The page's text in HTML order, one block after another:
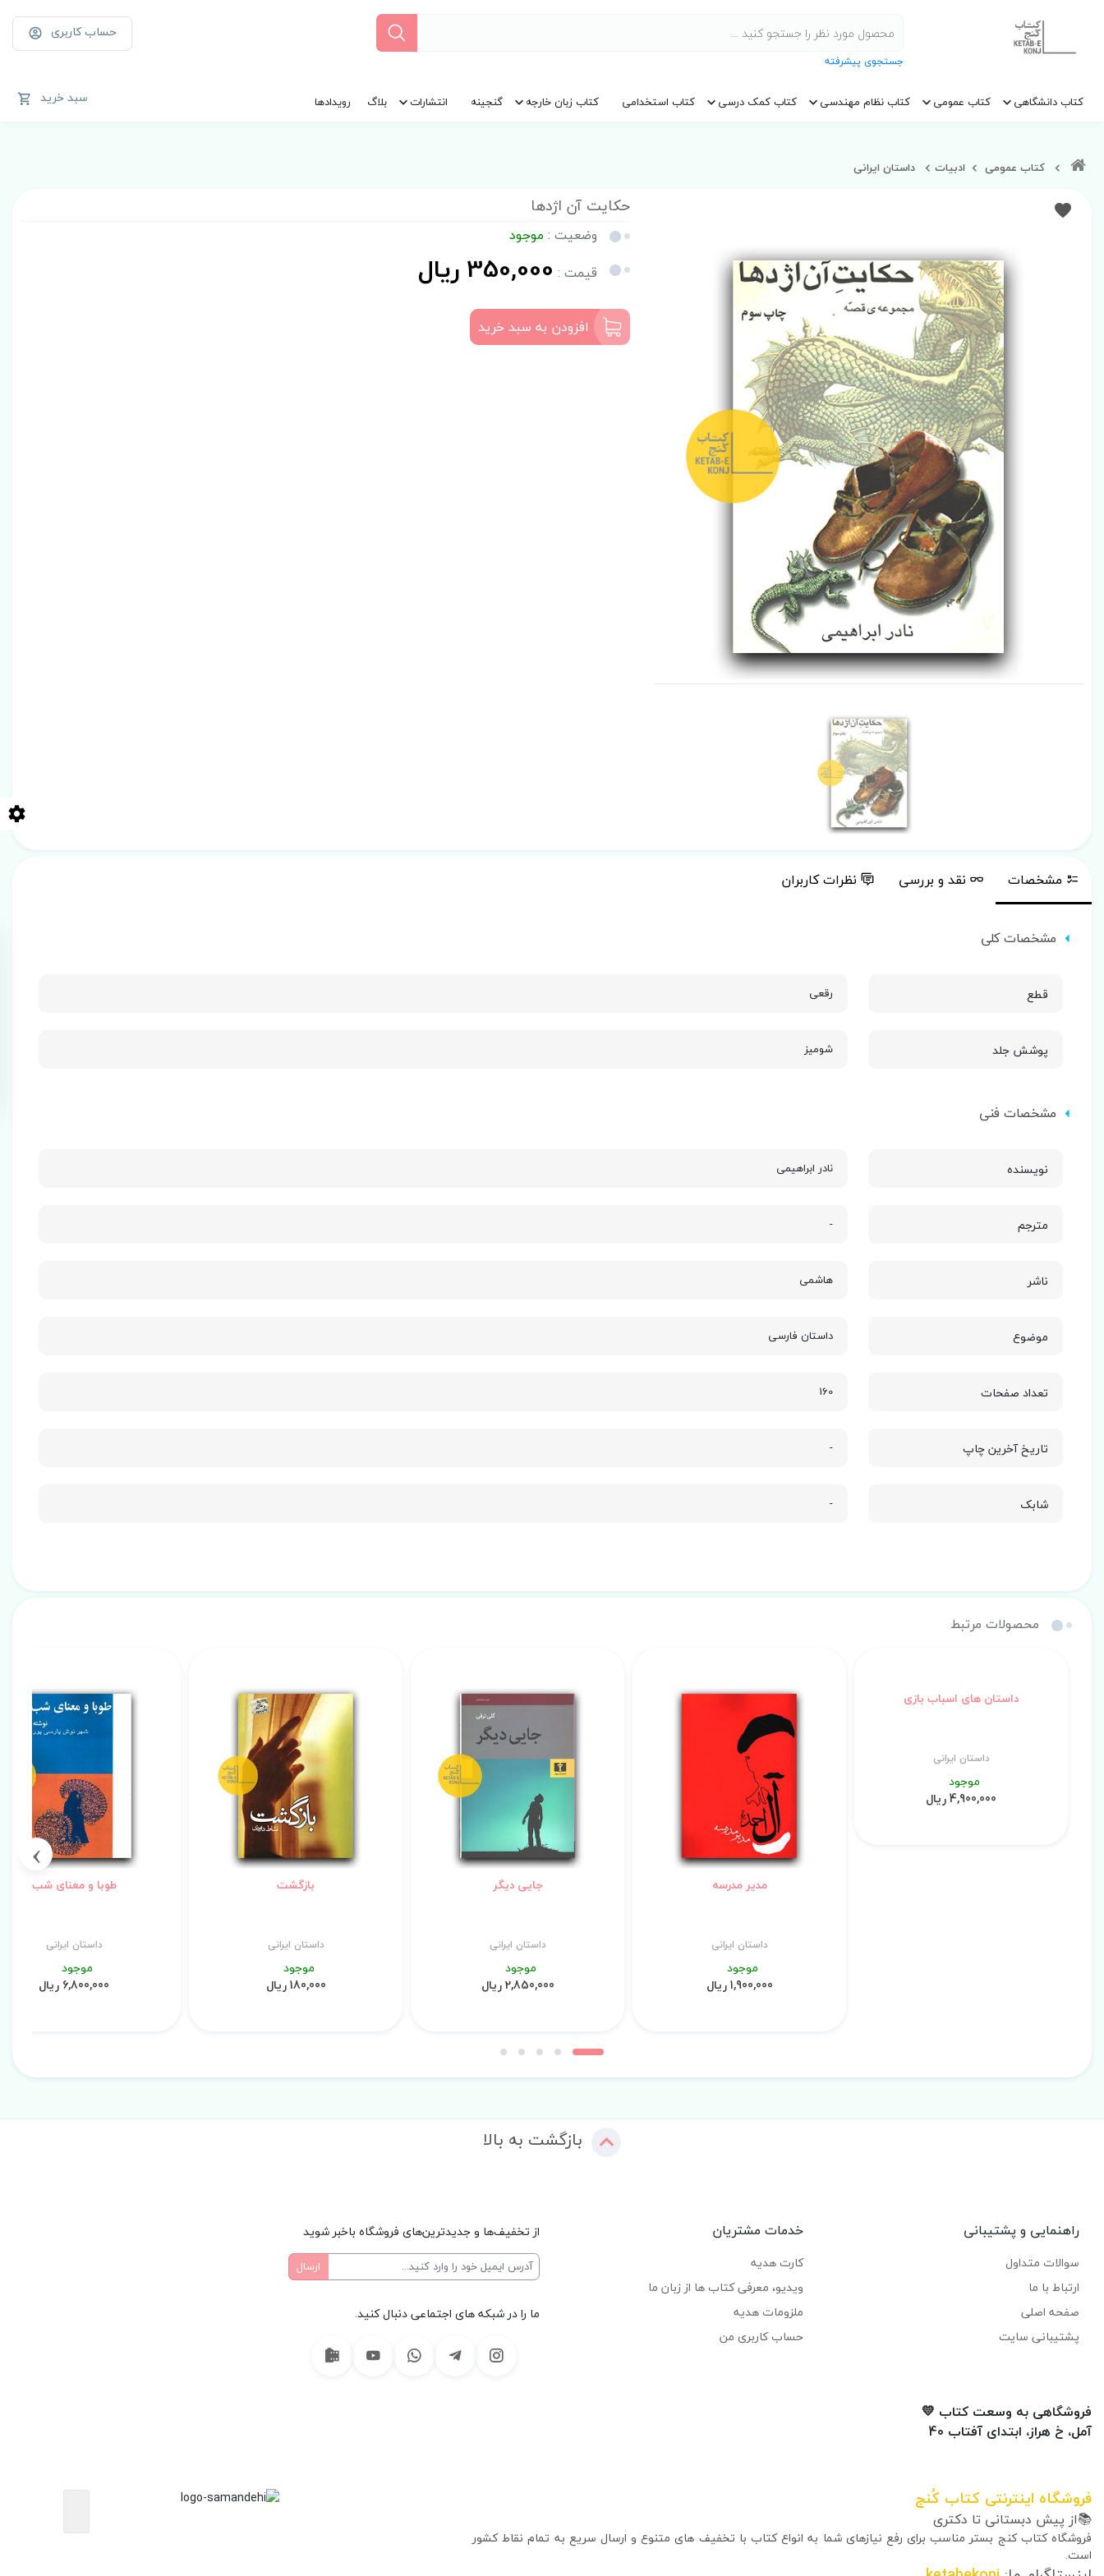
جستجوی پیشرفته
حساب کاربری
کتاب دانشگاهی کتاب عمومی کتاب نظام مهندسی کتاب کمک درسی کتاب استخدامی کتاب زبان خارجه گنجینه انتشارات بلاگ رویدادها سبد خرید
کتاب عمومی ادبیات داستان ایرانی
حکایت آن اژدها
وضعیت : موجود
قیمت : 350,000 ریال
افزودن به سبد خرید
مشخصات نقد و بررسی نظرات کاربران
مشخصات کلی
قطع رقعی
پوشش جلد شومیز
مشخصات فنی
نویسنده نادر ابراهیمی
مترجم -
ناشر هاشمی
موضوع داستان فارسی
تعداد صفحات 160
تاریخ آخرین چاپ -
شابک -
محصولات مرتبط
داستان های اسباب بازی
داستان ایرانی
موجود
4,900,000 ریال
مدیر مدرسه
داستان ایرانی
موجود
1,900,000 ریال
جایی دیگر
داستان ایرانی
موجود
2,850,000 ریال
بازگشت
داستان ایرانی
موجود
180,000 ریال
طوبا و معنای شب
داستان ایرانی
موجود
6,800,000 ریال
›
بازگشت به بالا
راهنمایی و پشتیبانی
سوالات متداول
ارتباط با ما
صفحه اصلی
پشتیبانی سایت
خدمات مشتریان
کارت هدیه
ویدیو، معرفی کتاب ها از زبان ما
ملزومات هدیه
حساب کاربری من
از تخفیف‌ها و جدیدترین‌های فروشگاه باخبر شوید
ما را در شبکه های اجتماعی دنبال کنید.
فروشگاهی به وسعت کتاب 💛
آمل، خ هراز، ابتدای آفتاب 40
فروشگاه اینترنتی کتاب کُنج
📚از پیش دبستانی تا دکتری
فروشگاه کتاب کنج بستر مناسب برای رفع نیازهای شما به انواع کتاب با تخفیف های متنوع و ارسال سریع به تمام نقاط کشور
است.